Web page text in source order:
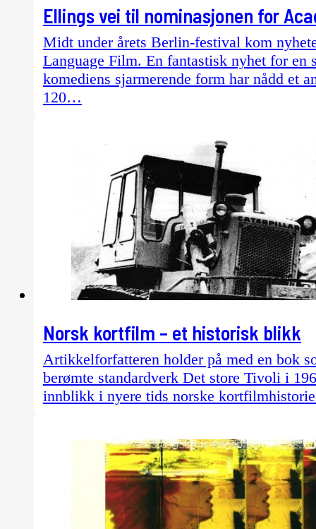
Ellings vei til nominasjonen for
Midt under årets Berlin-festival kom
Language Film. En fantastisk nyhet for
komediens sjarmerende form har nådd et
120…
Norsk kortfilm – et historisk blikk
Artikkelforfatteren holder på med en bok
berømte standardverk Det store Tivoli i
innblikk i nyere tids norske